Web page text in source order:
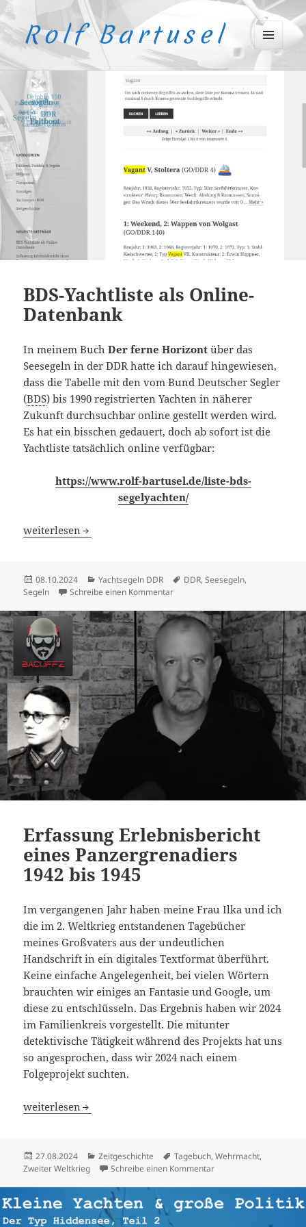
Rolf Bartusel
MENÜ
BDS-Yachtliste als Online-
Datenbank
In meinem BuchDer ferne Horizont über das
Seesegeln in der DDR hatte ich darauf hingewiesen,
dass die Tabelle mit den vom Bund Deutscher Segler
(BDS) bis 1990 registrierten Yachten in näherer
Zukunft durchsuchbar online gestellt werden wird.
Es hat ein bisschen gedauert, doch ab sofort ist die
Yachtliste tatsächlich online verfügbar:
https://www.rolf-bartusel.de/liste-bds-
segelyachten/
BDS-Yachtliste als Online-Datenbank
weiterlesen
Veröffentlicht
am
08.10.2024 Kategorien
Yachtsegeln DDR Schlagwörter
DDR,Seesegeln,
Segeln
Schreibe einen Kommentarzu BDS-Yachtliste als Online-
Erfassung Erlebnisbericht
eines Panzergrenadiers
1942 bis 1945
Im vergangenen Jahr haben meine Frau Ilka und ich
die im 2. Weltkrieg entstandenen Tagebücher
meines Großvaters aus der undeutlichen
Handschrift in ein digitales Textformat überführt.
Keine einfache Angelegenheit, bei vielen Wörtern
brauchten wir einiges an Fantasie und Google, um
diese zu entschlüsseln. Das Ergebnis haben wir 2024
im Familienkreis vorgestellt. Die mitunter
detektivische Tätigkeit während des Projekts hat uns
so angesprochen, dass wir 2024 nach einem
Folgeprojekt suchten.
Erfassung Erlebnisbericht eines Panzergrenadiers 1942
weiterlesen
Veröffentlicht
am
27.08.2024 Kategorien
Zeitgeschichte Schlagwörter
Tagebuch,Wehrmacht,
Zweiter Weltkrieg
Schreibe einen Kommentarzu Erfassung